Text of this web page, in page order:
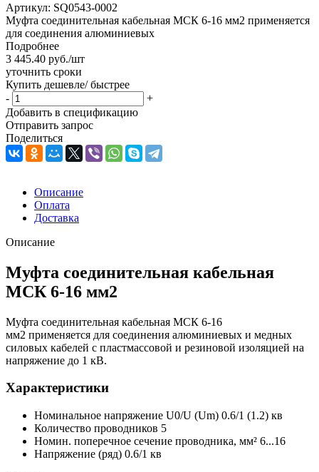
Артикул: SQ0543-0002
Муфта соединительная кабельная МСК 6-16 мм2 применяется
для соединения алюминиевых
Подробнее
3 445.40 руб./шт
уточнить сроки
Купить дешевле/ быстрее
-
+
Добавить в спецификацию
Отправить запрос
Поделиться
Описание
Оплата
Доставка
Описание
Муфта соединительная кабельная
МСК 6-16 мм2
Муфта соединительная кабельная МСК 6-16
мм2 применяется для соединения алюминиевых и медных
силовых кабелей с пластмассовой и резиновой изоляцией на
напряжение до 1 кВ.
Характеристики
Номинальное напряжение U0/U (Um) 0.6/1 (1.2) кв
Количество проводников 5
Номин. поперечное сечение проводника, мм² 6...16
Напряжение (ряд) 0.6/1 кв